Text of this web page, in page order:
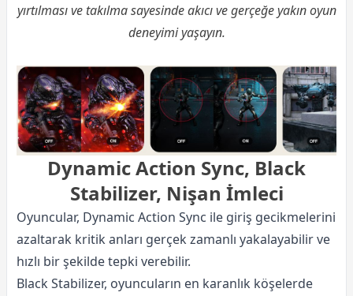
yırtılması ve takılma sayesinde akıcı ve gerçeğe yakın oyun
deneyimi yaşayın.
Dynamic Action Sync, Black
Stabilizer, Nişan İmleci
Oyuncular, Dynamic Action Sync ile giriş gecikmelerini
azaltarak kritik anları gerçek zamanlı yakalayabilir ve
hızlı bir şekilde tepki verebilir.
Black Stabilizer, oyuncuların en karanlık köşelerde